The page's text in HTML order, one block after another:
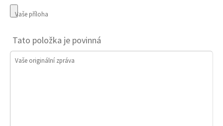
Vaše příloha
Tato položka je povinná
Vaše originální zpráva